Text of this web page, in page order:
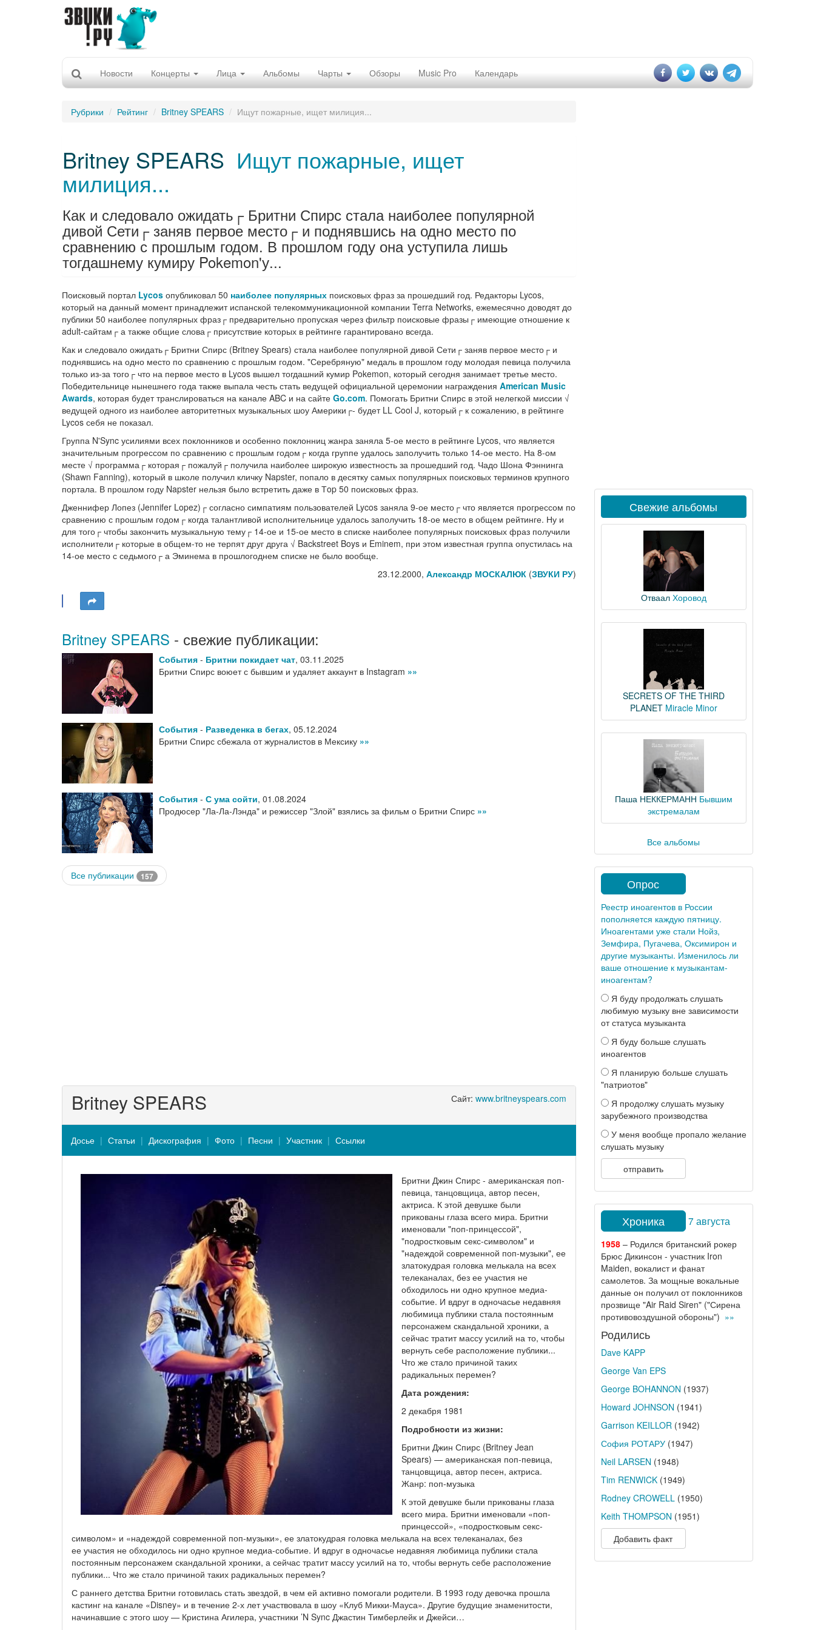
Новости Концерты Лица Альбомы Чарты Обзоры Music Pro Календарь
Рубрики Рейтинг Britney SPEARS Ищут пожарные, ищет милиция...
Britney SPEARS Ищут пожарные, ищет
милиция...
Как и следовало ожидать┌ Бритни Спирс стала наиболее популярной
дивой Сети┌ заняв первое место┌ и поднявшись на одно место по
сравнению с прошлым годом. В прошлом году она уступила лишь
тогдашнему кумиру Pokemon'у...
Поисковый портал Lycos опубликовал 50 наиболее популярных поисковых фраз за прошедший год. Редакторы Lycos,
который на данный момент принадлежит испанской телекоммуникационной компании Terra Networks, ежемесячно доводят до
публики 50 наиболее популярных фраз┌ предварительно пропуская через фильтр поисковые фразы┌ имеющие отношение к
adult-сайтам┌ а также общие слова┌ присутствие которых в рейтинге гарантировано всегда.
Как и следовало ожидать┌ Бритни Спирс (Britney Spears) стала наиболее популярной дивой Сети┌ заняв первое место┌ и
поднявшись на одно место по сравнению с прошлым годом. "Серебряную" медаль в прошлом году молодая певица получила
только из-за того┌ что на первое место в Lycos вышел тогдашний кумир Pokemon, который сегодня занимает третье место.
Победительнице нынешнего года также выпала честь стать ведущей официальной церемонии награждения American Music
Awards, которая будет транслироваться на канале ABC и на сайте Go.com. Помогать Бритни Спирс в этой нелегкой миссии √
ведущей одного из наиболее авторитетных музыкальных шоу Америки┌- будет LL Cool J, который┌ к сожалению, в рейтинге
Lycos себя не показал.
Группа N'Sync усилиями всех поклонников и особенно поклонниц жанра заняла 5-ое место в рейтинге Lycos, что является
значительным прогрессом по сравнению с прошлым годом┌ когда группе удалось заполучить только 14-ое место. На 8-ом
месте √ программа┌ которая┌ пожалуй┌ получила наиболее широкую известность за прошедший год. Чадо Шона Фэннинга
(Shawn Fanning), который в школе получил кличку Napster, попало в десятку самых популярных поисковых терминов крупного
портала. В прошлом году Napster нельзя было встретить даже в Тop 50 поисковых фраз.
Дженнифер Лопез (Jennifer Lopez)┌ согласно симпатиям пользователей Lycos заняла 9-ое место┌ что является прогрессом по
сравнению с прошлым годом┌ когда талантливой исполнительнице удалось заполучить 18-ое место в общем рейтинге. Ну и
для того┌ чтобы закончить музыкальную тему┌ 14-ое и 15-ое место в списке наиболее популярных поисковых фраз получили
исполнители┌ которые в общем-то не терпят друг друга √ Backstreet Boys и Eminem, при этом известная группа опустилась на
14-ое место с седьмого┌ а Эминема в прошлогоднем списке не было вообще.
23.12.2000, Александр МОСКАЛЮК(ЗВУКИ РУ)
Britney SPEARS - свежие публикации:
События - Бритни покидает чат, 03.11.2025
Бритни Спирс воюет с бывшим и удаляет аккаунт в Instagram »»
События - Разведенка в бегах, 05.12.2024
Бритни Спирс сбежала от журналистов в Мексику »»
События - С ума сойти, 01.08.2024
Продюсер "Ла-Ла-Лэнда" и режиссер "Злой" взялись за фильм о Бритни Спирс »»
Все публикации 157
Сайт: www.britneyspears.com
Britney SPEARS
Досье Статьи Дискография Фото Песни Участник Ссылки
Бритни Джин Спирс - американская поп-
певица, танцовщица, автор песен,
актриса. К этой девушке были
прикованы глаза всего мира. Бритни
именовали "поп-принцессой",
"подростковым секс-символом" и
"надеждой современной поп-музыки", ее
златокудрая головка мелькала на всех
телеканалах, без ее участия не
обходилось ни одно крупное медиа-
событие. И вдруг в одночасье недавняя
любимица публики стала постоянным
персонажем скандальной хроники, а
сейчас тратит массу усилий на то, чтобы
вернуть себе расположение публики...
Что же стало причиной таких
радикальных перемен?
Дата рождения:
2 декабря 1981
Подробности из жизни:
Бритни Джин Спирс (Britney Jean
Spears) — американская поп-певица,
танцовщица, автор песен, актриса.
Жанр: поп-музыка
К этой девушке были прикованы глаза
всего мира. Бритни именовали «поп-
принцессой», «подростковым секс-
символом» и «надеждой современной поп-музыки», ее златокудрая головка мелькала на всех телеканалах, без
ее участия не обходилось ни одно крупное медиа-событие. И вдруг в одночасье недавняя любимица публики стала
постоянным персонажем скандальной хроники, а сейчас тратит массу усилий на то, чтобы вернуть себе расположение
публики... Что же стало причиной таких радикальных перемен?
С раннего детства Бритни готовилась стать звездой, в чем ей активно помогали родители. В 1993 году девочка прошла
кастинг на канале «Disney» и в течение 2-х лет участвовала в шоу «Клуб Микки-Мауса». Другие будущие знаменитости,
начинавшие с этого шоу — Кристина Агилера, участники ’N Sync Джастин Тимберлейк и Джейси…
Свежие альбомы
Отваал Хоровод
SECRETS OF THE THIRD
PLANET Miracle Minor
Паша НЕККЕРМАНН Бывшим
экстремалам
Все альбомы
Опрос
Реестр иноагентов в России
пополняется каждую пятницу.
Иноагентами уже стали Нойз,
Земфира, Пугачева, Оксимирон и
другие музыканты. Изменилось ли
ваше отношение к музыкантам-
иноагентам?
Я буду продолжать слушать
любимую музыку вне зависимости
от статуса музыканта
Я буду больше слушать
иноагентов
Я планирую больше слушать
"патриотов"
Я продолжу слушать музыку
зарубежного производства
У меня вообще пропало желание
слушать музыку
отправить
Хроника 7 августа
1958– Родился британский рокер
Брюс Дикинсон - участник Iron
Maiden, вокалист и фанат
самолетов. За мощные вокальные
данные он получил от поклонников
прозвище "Air Raid Siren" ("Сирена
противовоздушной обороны") »»
Родились
Dave KAPP
George Van EPS
George BOHANNON (1937)
Howard JOHNSON (1941)
Garrison KEILLOR(1942)
София РОТАРУ(1947)
Neil LARSEN (1948)
Tim RENWICK(1949)
Rodney CROWELL(1950)
Keith THOMPSON (1951)
Добавить факт